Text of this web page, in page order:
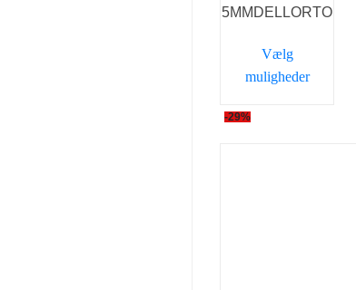
5MMDELLORTO
Vælg
muligheder
-29%